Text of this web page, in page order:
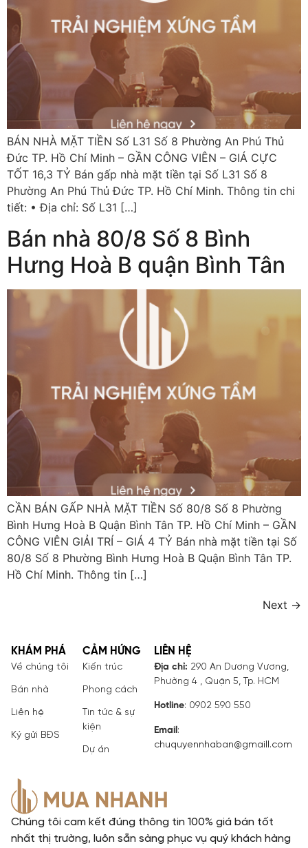
BÁN NHÀ MẶT TIỀN Số L31 Số 8 Phường An Phú Thủ
Đức TP. Hồ Chí Minh – GẦN CÔNG VIÊN – GIÁ CỰC
TỐT 16,3 TỶ Bán gấp nhà mặt tiền tại Số L31 Số 8
Phường An Phú Thủ Đức TP. Hồ Chí Minh. Thông tin chi
tiết: • Địa chỉ: Số L31 […]
Bán nhà 80/8 Số 8 Bình
Hưng Hoà B quận Bình Tân
CẦN BÁN GẤP NHÀ MẶT TIỀN Số 80/8 Số 8 Phường
Bình Hưng Hoà B Quận Bình Tân TP. Hồ Chí Minh – GẦN
CÔNG VIÊN GIẢI TRÍ – GIÁ 4 TỶ Bán nhà mặt tiền tại Số
80/8 Số 8 Phường Bình Hưng Hoà B Quận Bình Tân TP.
Hồ Chí Minh. Thông tin […]
Next →
Chúng tôi cam kết đúng thông tin 100% giá bán tốt
nhất thị trường, luôn sẵn sàng phục vụ quý khách hàng
KHÁM PHÁ
Về chúng tôi
Bán nhà
Liên hệ
Ký gửi BĐS
CẢM HỨNG
Kiến trúc
Phong cách
Tin tức & sự
kiện
Dự án
LIÊN HỆ
Địa chỉ: 290 An Dương Vương,
Phường 4 , Quận 5, Tp. HCM
Hotline: 0902 590 550
Email :
chuquyennhaban@gmaill.com